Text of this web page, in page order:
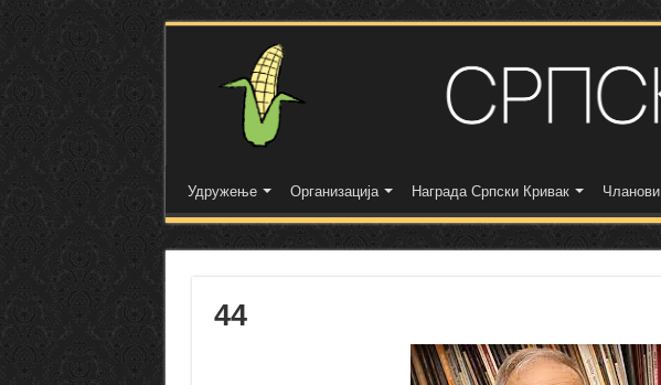
Удружење Организација Награда Српски Кривак Чланови
44